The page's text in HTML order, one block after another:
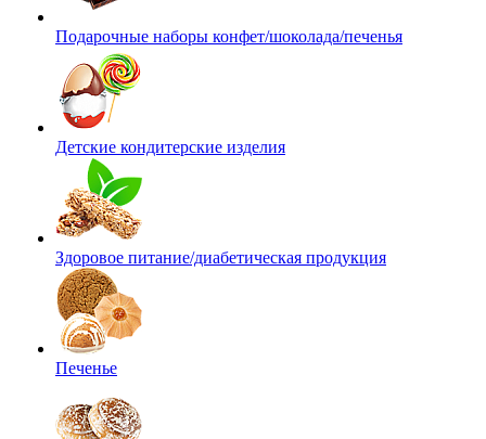
Подарочные наборы конфет/шоколада/печенья
Детские кондитерские изделия
Здоровое питание/диабетическая продукция
Печенье